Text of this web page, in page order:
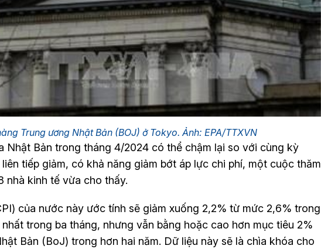
Trung ương Nhật Bản (BOJ) ở Tokyo. Ảnh: EPA/TTXVN
Nhật Bản trong tháng 4/2024 có thể chậm lại so với cùng kỳ
tiếp giảm, có khả năng giảm bớt áp lực chi phí, một cuộc thăm
nhà kinh tế vừa cho thấy.
của nước này ước tính sẽ giảm xuống 2,2% từ mức 2,6% trong
trong ba tháng, nhưng vẫn bằng hoặc cao hơn mục tiêu 2%
Bản (BoJ) trong hơn hai năm. Dữ liệu này sẽ là chìa khóa cho